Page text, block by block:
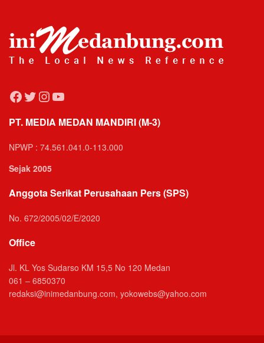
Facebook
Twitter
Instagram
YouTube
PT. MEDIA MEDAN MANDIRI (M-3)
NPWP : 74.561.041.0-113.000
Sejak 2005
Anggota Serikat Perusahaan Pers (SPS)
No. 672/2005/02/E/2020
Office
Jl. KL Yos Sudarso KM 15,5 No 120 Medan
061 – 6850370
redaksi@inimedanbung.com, yokowebs@yahoo.com